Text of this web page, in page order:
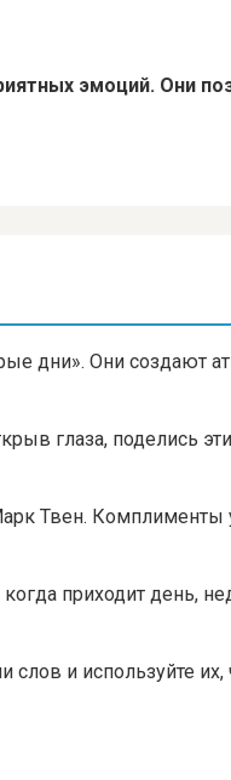
эмоций. Они
дни». Они создают
глаза, поделись
Твен. Комплименты
приходит день,
слов и используйте их,